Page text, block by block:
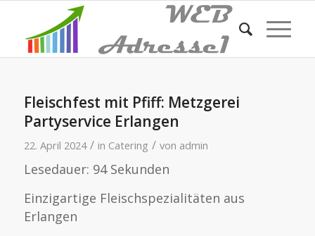
Fleischfest mit Pfiff: Metzgerei
Partyservice Erlangen
22. April 2024 / in Catering / von admin
Lesedauer: 94 Sekunden
Einzigartige Fleischspezialitäten aus
Erlangen